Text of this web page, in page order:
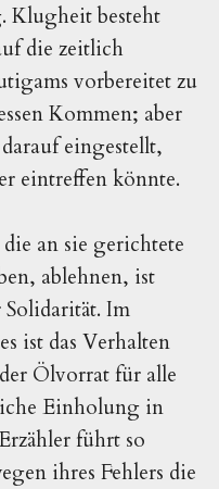
Klugheit besteht
die zeitlich
vorbereitet zu
Kommen; aber
eingestellt,
eintreffen könnte.
an sie gerichtete
ablehnen, ist
Im
ist das Verhalten
Ölvorrat für alle
Einholung in
führt so
ihres Fehlers die